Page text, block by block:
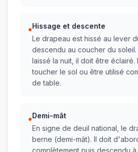
•Hissage et descente
Le drapeau est hissé au lever
descendu au coucher du
laissé la nuit, il doit être éclairé.
toucher le sol ou être utilisé
de table.
•Demi-mât
En signe de deuil national, le
berne (demi-mât). Il doit